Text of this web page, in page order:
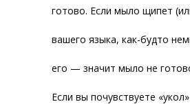
готово. Если мыло щипет
вашего языка, как-будто
его — значит мыло не
Если вы почувствуете